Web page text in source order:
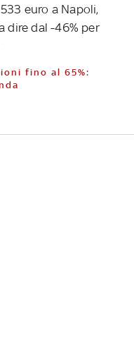
euro a Napoli,
dire dal -46% per